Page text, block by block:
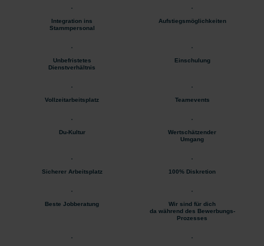
Integration ins
Stammpersonal
Aufstiegsmöglichkeiten
Unbefristetes
Dienstverhältnis
Einschulung
Vollzeitarbeitsplatz Teamevents
Du-Kultur
Wertschätzender
Umgang
Sicherer Arbeitsplatz 100% Diskretion
Beste Jobberatung
Wir sind für dich
da während des Bewerbungs-
Prozesses